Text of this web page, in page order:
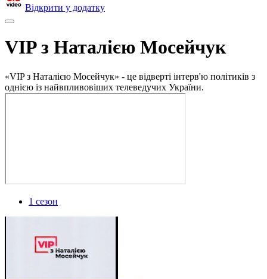
Відкрити у додатку
VIP з Наталією Мосейчук
«VIP з Наталією Мосейчук» - це відверті інтерв'ю політиків з
однією із найвпливовіших телеведучих України.
1 сезон